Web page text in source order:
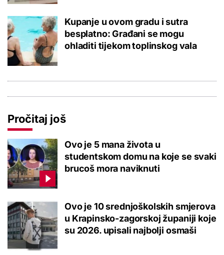
Kupanje u ovom gradu i sutra
besplatno: Građani se mogu
ohladiti tijekom toplinskog vala
Pročitaj još
Ovo je 5 mana života u
studentskom domu na koje se svaki
brucoš mora naviknuti
Ovo je 10 srednjoškolskih smjerova
u Krapinsko-zagorskoj županiji koje
su 2026. upisali najbolji osmaši